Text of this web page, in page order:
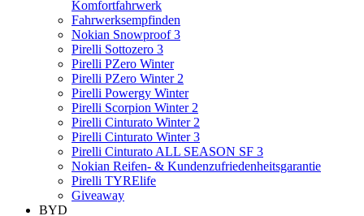
Komfortfahrwerk
Fahrwerksempfinden
Nokian Snowproof 3
Pirelli Sottozero 3
Pirelli PZero Winter
Pirelli PZero Winter 2
Pirelli Powergy Winter
Pirelli Scorpion Winter 2
Pirelli Cinturato Winter 2
Pirelli Cinturato Winter 3
Pirelli Cinturato ALL SEASON SF 3
Nokian Reifen- & Kundenzufriedenheitsgarantie
Pirelli TYRElife
Giveaway
BYD